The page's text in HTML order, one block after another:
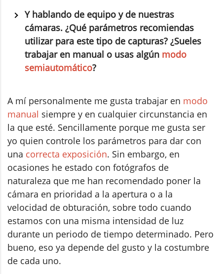
Y hablando de equipo y de nuestras
cámaras. ¿Qué parámetros recomiendas
utilizar para este tipo de capturas? ¿Sueles
trabajar en manual o usas algún modo
semiautomático?
A mí personalmente me gusta trabajar en modo
manual siempre y en cualquier circunstancia en
la que esté. Sencillamente porque me gusta ser
yo quien controle los parámetros para dar con
una correcta exposición. Sin embargo, en
ocasiones he estado con fotógrafos de
naturaleza que me han recomendado poner la
cámara en prioridad a la apertura o a la
velocidad de obturación, sobre todo cuando
estamos con una misma intensidad de luz
durante un periodo de tiempo determinado. Pero
bueno, eso ya depende del gusto y la costumbre
de cada uno.